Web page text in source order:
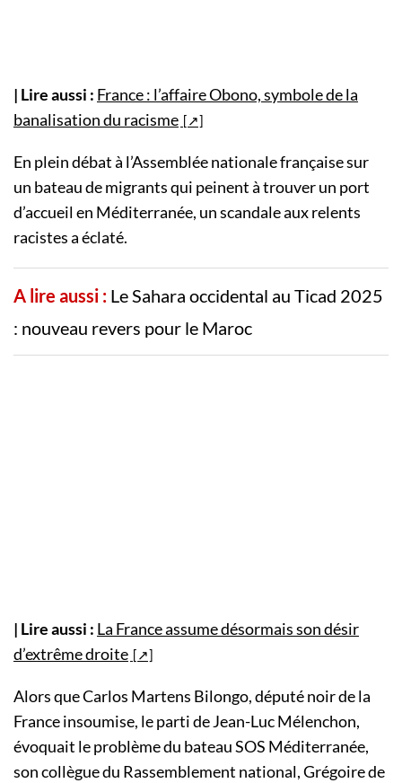
| Lire aussi : France : l’affaire Obono, symbole de la
banalisation du racisme
En plein débat à l’Assemblée nationale française sur
un bateau de migrants qui peinent à trouver un port
d’accueil en Méditerranée, un scandale aux relents
racistes a éclaté.
A lire aussi : Le Sahara occidental au Ticad 2025
: nouveau revers pour le Maroc
| Lire aussi : La France assume désormais son désir
d’extrême droite
Alors que Carlos Martens Bilongo, député noir de la
France insoumise, le parti de Jean-Luc Mélenchon,
évoquait le problème du bateau SOS Méditerranée,
son collègue du Rassemblement national, Grégoire de